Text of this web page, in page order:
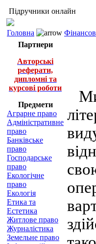
Підручники онлайн
Головна
Партнери
Авторські
реферати,
дипломні та
курсові роботи
Предмети
Аграрне право
Адміністративне
право
Банківське
право
Господарське
право
Екологічне
право
Екологія
Етика та
Естетика
Житлове право
Журналістика
Земельне право